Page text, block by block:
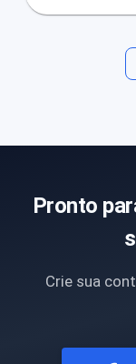
Pronto
Crie sua